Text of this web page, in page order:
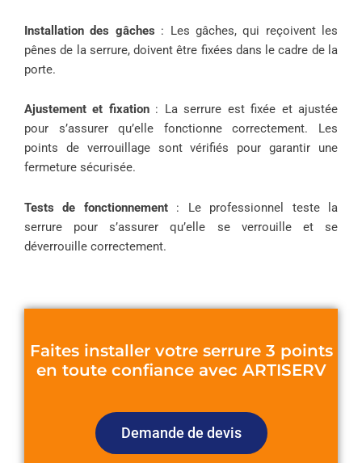
Installation des gâches : Les gâches, qui reçoivent les
pênes de la serrure, doivent être fixées dans le cadre de la
porte.
Ajustement et fixation: La serrure est fixée et ajustée
pour s’assurer qu’elle fonctionne correctement. Les
points de verrouillage sont vérifiés pour garantir une
fermeture sécurisée.
Tests de fonctionnement: Le professionnel teste la
serrure pour s’assurer qu’elle se verrouille et se
déverrouille correctement.
Faites installer votre serrure 3 points
en toute confiance avec ARTISERV
Demande de devis